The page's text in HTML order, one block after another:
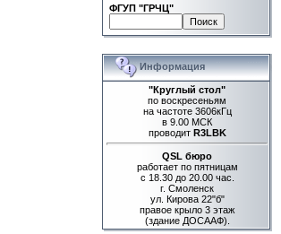
ФГУП "ГРЧЦ"
Информация
"Круглый стол"
по воскресеньям
на частоте 3606кГц
в 9.00 МСК
проводит R3LBK
QSL бюро
работает по пятницам
с 18.30 до 20.00 час.
г. Смоленск
ул. Кирова 22"б"
правое крыло 3 этаж
(здание ДОСААФ).